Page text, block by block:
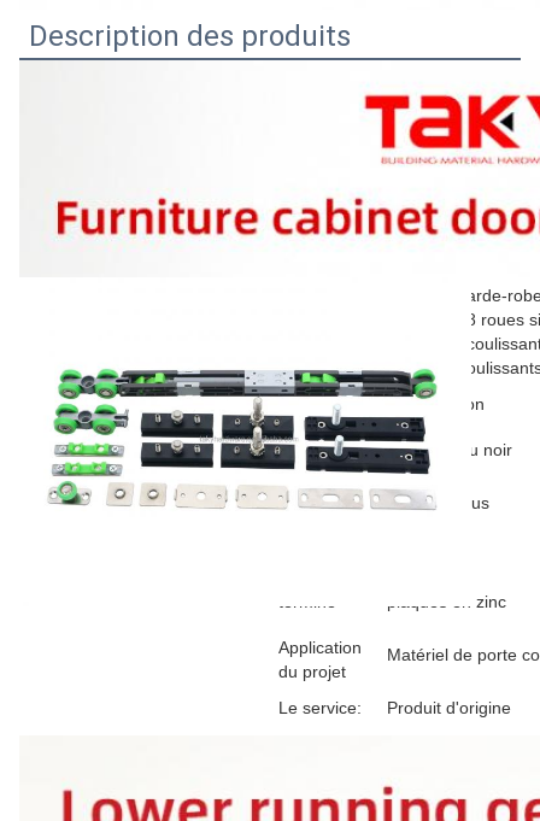
Description des produits
Porte de garde-
fermeture 8 roues
fermeture
rouleaux
Matériel
acier + nylon
Couleur bleu zinc ou noir
le
50 kg ou plus
plaqués en zinc
Application
du projet
Matériel de porte
Le service: Produit d'origine